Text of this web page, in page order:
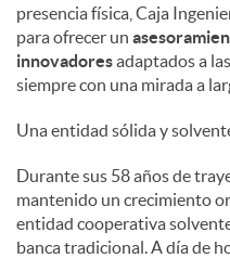
presencia física, Caja
para ofrecer un
innovadoresadaptados a
siempre con una mirada a
Una entidad sólida y
Durante sus 58 años de
mantenido un crecimiento
entidad cooperativa
banca tradicional. A día de